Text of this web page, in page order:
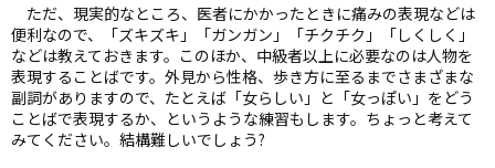
ただ、現実的なところ、医者にかかったときに痛みの表現などは
便利なので、「ズキズキ」「ガンガン」「チクチク」「しくしく」
などは教えておきます。このほか、中級者以上に必要なのは人物を
表現することばです。外見から性格、歩き方に至るまでさまざまな
副詞がありますので、たとえば「女らしい」と「女っぽい」をどう
ことばで表現するか、というような練習もします。ちょっと考えて
みてください。結構難しいでしょう?